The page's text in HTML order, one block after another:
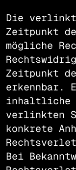
Die
Zeitpunkt
mögliche
Zeitpunkt
erkennbar.
inhaltliche
verlinkten
konkrete
Bei